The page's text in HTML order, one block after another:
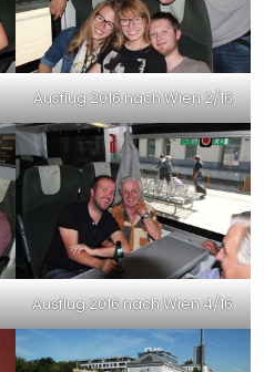
Ausflug 2016 nach Wien 2/16
Ausflug 2016 nach Wien 4/16